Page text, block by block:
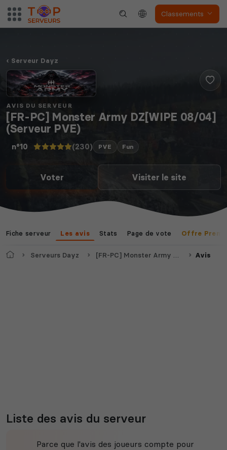
Classements
Serveur Dayz
AVIS DU SERVEUR
[FR-PC] Monster Army DZ[WIPE 08/04]
(Serveur PVE)
n°10 (230) PVE Fun
Voter Visiter le site
Fiche serveur Les avis Stats Page de vote Offre
AccueilServeurs Dayz [FR-PC] Monster Army DZ[WIPE 08/04] (Serveur PVE) Avis
Liste des avis du serveur
Parce que l'avis des joueurs compte pour